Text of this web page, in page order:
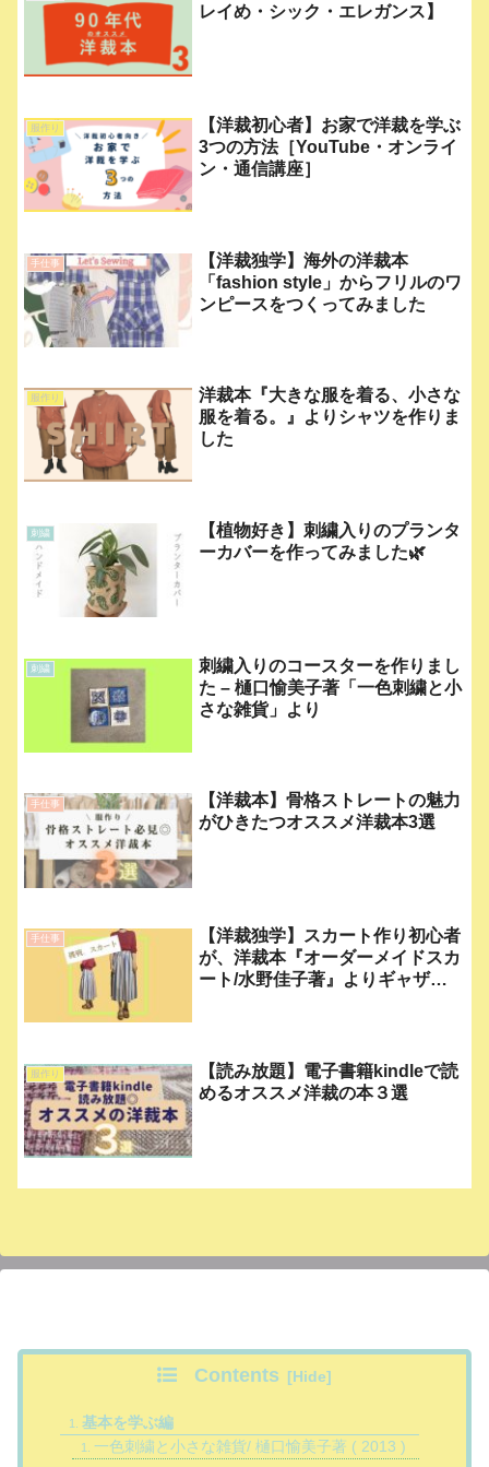
レイめ・シック・エレガンス】
服作り
【洋裁初心者】お家で洋裁を学ぶ
3つの方法［YouTube・オンライ
ン・通信講座］
手仕事
【洋裁独学】海外の洋裁本
「fashion style」からフリルのワ
ンピースをつくってみました
服作り
洋裁本『大きな服を着る、小さな
服を着る。』よりシャツを作りま
した
刺繍
【植物好き】刺繍入りのプランタ
ーカバーを作ってみました🌿
刺繍
刺繍入りのコースターを作りまし
た – 樋口愉美子著「一色刺繍と小
さな雑貨」より
手仕事
【洋裁本】骨格ストレートの魅力
がひきたつオススメ洋裁本3選
手仕事
【洋裁独学】スカート作り初心者
が、洋裁本『オーダーメイドスカ
ート/水野佳子著』よりギャザー
服作り
【読み放題】電子書籍kindleで読
めるオススメ洋裁の本３選
Contents
基本を学ぶ編
一色刺繍と小さな雑貨/ 樋口愉美子著 ( 2013 )